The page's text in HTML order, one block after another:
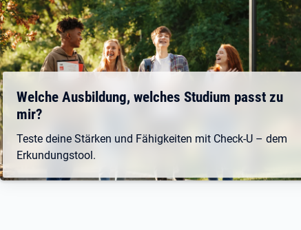
Welche Ausbildung, welches Studium passt zu
mir?
Teste deine Stärken und Fähigkeiten mit Check-U – dem
Erkundungstool.